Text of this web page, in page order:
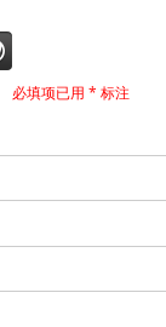
必填项已用 * 标注